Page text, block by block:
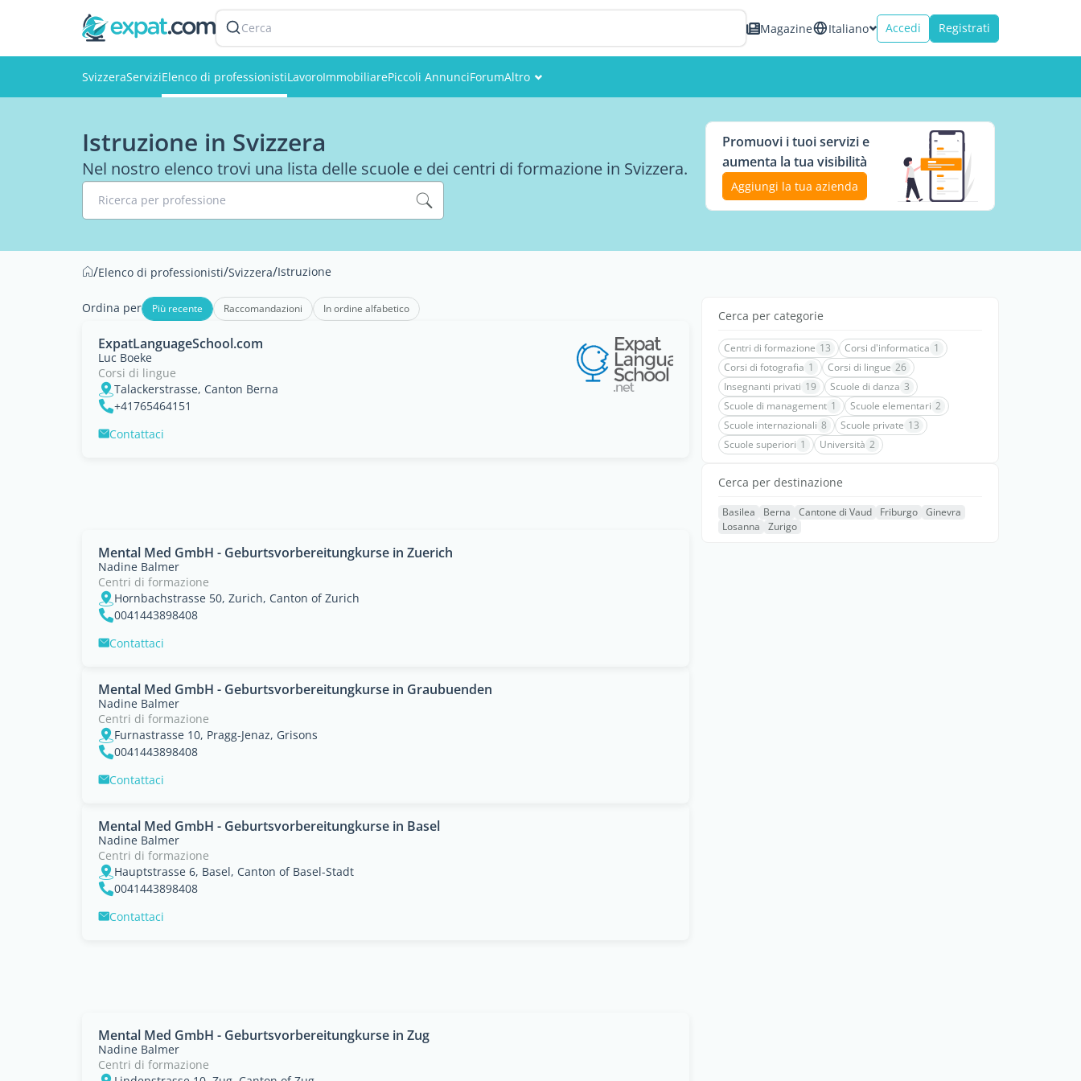
Cerca Magazine Italiano Accedi Registrati
SvizzeraServiziElenco di professionistiLavoroImmobiliarePiccoli AnnunciForumAltro
Istruzione in Svizzera
Nel nostro elenco trovi una lista delle scuole e dei centri di formazione in Svizzera.
Ricerca per professione
Promuovi i tuoi servizi e
aumenta la tua visibilità
Aggiungi la tua azienda
/Elenco di professionisti/Svizzera/Istruzione
Ordina per Più recente Raccomandazioni In ordine alfabetico
ExpatLanguageSchool.com
Luc Boeke
Corsi di lingue
Talackerstrasse, Canton Berna
+41765464151
Contattaci
Mental Med GmbH - Geburtsvorbereitungkurse in Zuerich
Nadine Balmer
Centri di formazione
Hornbachstrasse 50, Zurich, Canton of Zurich
0041443898408
Contattaci
Mental Med GmbH - Geburtsvorbereitungkurse in Graubuenden
Nadine Balmer
Centri di formazione
Furnastrasse 10, Pragg-Jenaz, Grisons
0041443898408
Contattaci
Mental Med GmbH - Geburtsvorbereitungkurse in Basel
Nadine Balmer
Centri di formazione
Hauptstrasse 6, Basel, Canton of Basel-Stadt
0041443898408
Contattaci
Mental Med GmbH - Geburtsvorbereitungkurse in Zug
Nadine Balmer
Centri di formazione
Cerca per categorie
Centri di formazione 13 Corsi d'informatica 1
Corsi di fotografia 1 Corsi di lingue 26
Insegnanti privati 19 Scuole di danza 3
Scuole di management 1 Scuole elementari 2
Scuole internazionali 8 Scuole private 13
Scuole superiori 1 Università 2
Cerca per destinazione
Basilea Berna Cantone di Vaud Friburgo Ginevra
Losanna
Zurigo